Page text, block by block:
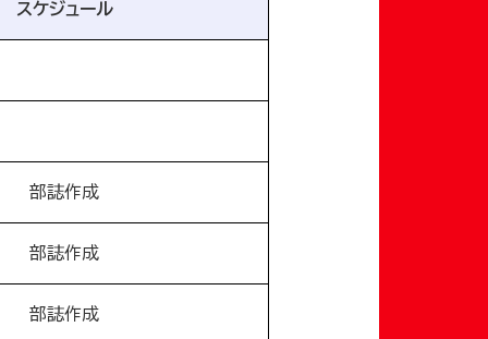
スケジュール
部誌作成
部誌作成
部誌作成